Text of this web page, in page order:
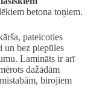
betona toņiem.
pateicoties
un bez piepūles
Lamināts ir arī
dažādām
birojiem